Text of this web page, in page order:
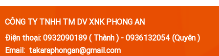
CÔNG TY TNHH TM DV XNK PHONG AN
Điện thoại: 0932090189 ( Thành ) - 0936132054 (Quyên )
Email: takaraphongan@gmail.com